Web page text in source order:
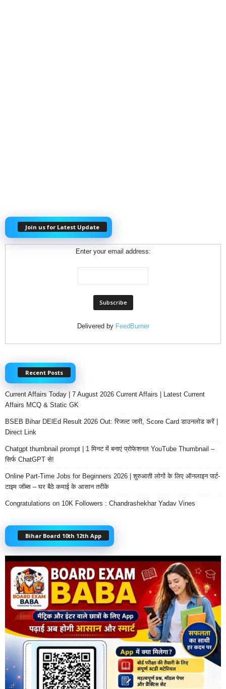
Join us for Latest Update
Enter your email address:
Delivered by FeedBurner
Recent Posts
Current Affairs Today | 7 August 2026 Current Affairs | Latest Current
Affairs MCQ & Static GK
BSEB Bihar DElEd Result 2026 Out: रिजल्ट जारी, Score Card डाउनलोड करें |
Direct Link
Chatgpt thumbnail prompt | 1 मिनट में बनाएं प्रोफेशनल YouTube Thumbnail –
सिर्फ ChatGPT से!
Online Part-Time Jobs for Beginners 2026 | शुरुआती लोगों के लिए ऑनलाइन पार्ट-
टाइम जॉब्स – घर बैठे कमाई के आसान तरीके
Congratulations on 10K Followers : Chandrashekhar Yadav Vines
Bihar Board 10th 12th App